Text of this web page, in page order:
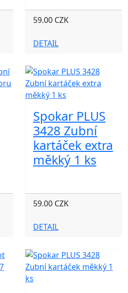
59.00 CZK
DETAIL
Spokar PLUS
3428 Zubní
kartáček extra
měkký 1 ks
59.00 CZK
DETAIL